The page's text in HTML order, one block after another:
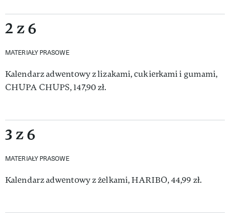
2 z 6
MATERIAŁY PRASOWE
Kalendarz adwentowy z lizakami, cukierkami i gumami,
CHUPA CHUPS, 147,90 zł.
3 z 6
MATERIAŁY PRASOWE
Kalendarz adwentowy z żelkami, HARIBO, 44,99 zł.